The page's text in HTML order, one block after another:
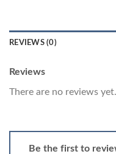
REVIEWS (0)
Reviews
There are no reviews yet.
Be the first to